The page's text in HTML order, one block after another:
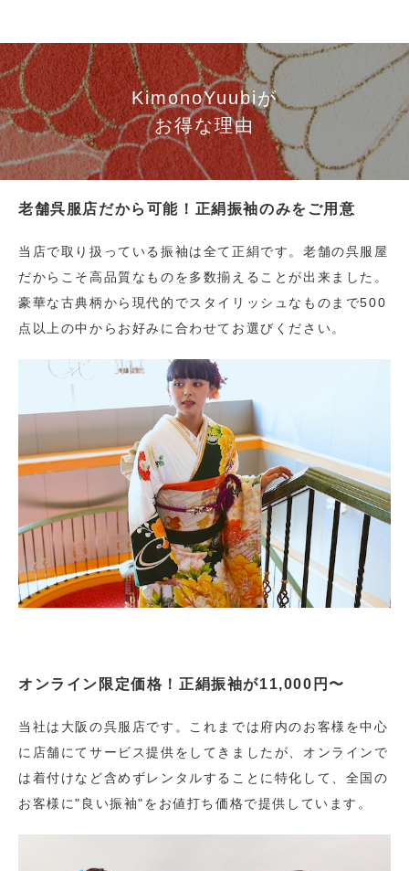
KimonoYuubiが
お得な理由
老舗呉服店だから可能！正絹振袖のみをご用意
当店で取り扱っている振袖は全て正絹です。老舗の呉服屋
だからこそ高品質なものを多数揃えることが出来ました。
豪華な古典柄から現代的でスタイリッシュなものまで500
点以上の中からお好みに合わせてお選びください。
オンライン限定価格！正絹振袖が11,000円〜
当社は大阪の呉服店です。これまでは府内のお客様を中心
に店舗にてサービス提供をしてきましたが、オンラインで
は着付けなど含めずレンタルすることに特化して、全国の
お客様に"良い振袖"をお値打ち価格で提供しています。